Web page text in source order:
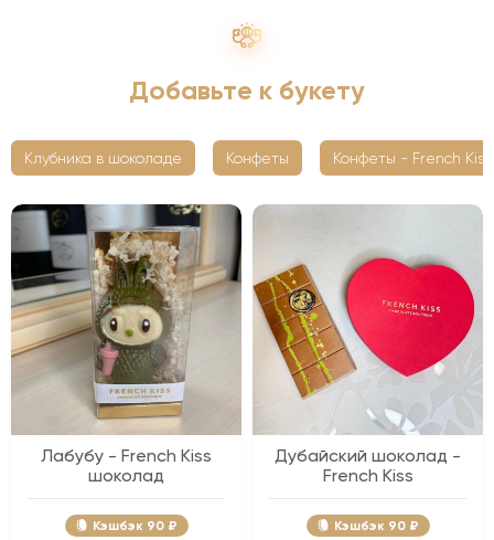
Добавьте к букету
Клубника в шоколаде Конфеты Конфеты - French Kiss
Лабубу - French Kiss
шоколад
Кэшбэк 90 ₽
Дубайский шоколад -
French Kiss
Кэшбэк 90 ₽